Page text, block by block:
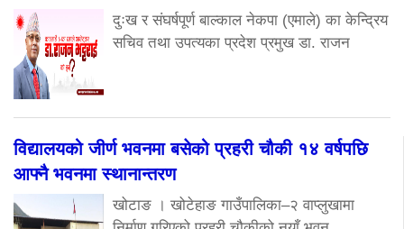
दुःख र संघर्षपूर्ण बाल्काल नेकपा (एमाले) का केन्द्रिय
सचिव तथा उपत्यका प्रदेश प्रमुख डा. राजन
विद्यालयको जीर्ण भवनमा बसेको प्रहरी चौकी १४ वर्षपछि
आफ्नै भवनमा स्थानान्तरण
खोटाङ । खोटेहाङ गाउँपालिका–२ वाप्लुखामा